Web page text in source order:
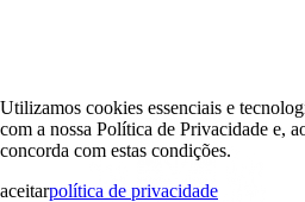
Utilizamos cookies essenciais e
com a nossa Política de Privacidade e,
concorda com estas condições.
aceitarpolítica de privacidade